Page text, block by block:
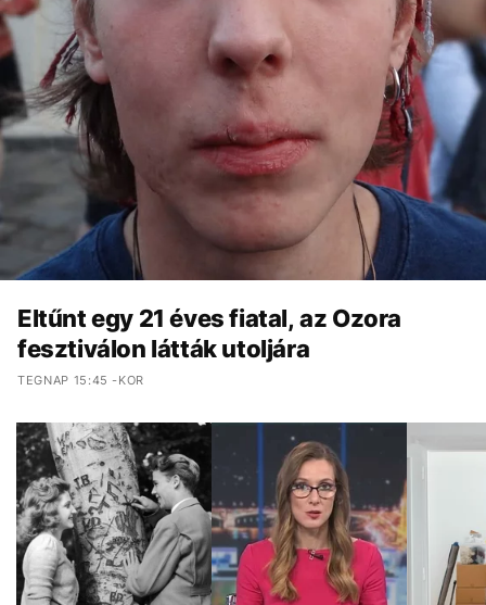
Eltűnt egy 21 éves fiatal, az Ozora
fesztiválon látták utoljára
TEGNAP 15:45 -KOR